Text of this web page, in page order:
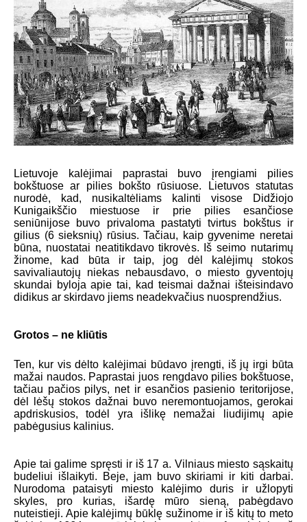
Lietuvoje kalėjimai paprastai buvo įrengiami pilies
bokštuose ar pilies bokšto rūsiuose. Lietuvos statutas
nurodė, kad, nusikaltėliams kalinti visose Didžiojo
Kunigaikščio miestuose ir prie pilies esančiose
seniūnijose buvo privaloma pastatyti tvirtus bokštus ir
gilius (6 sieksnių) rūsius. Tačiau, kaip gyvenime neretai
būna, nuostatai neatitikdavo tikrovės. Iš seimo nutarimų
žinome, kad būta ir taip, jog dėl kalėjimų stokos
savivaliautojų niekas nebausdavo, o miesto gyventojų
skundai byloja apie tai, kad teismai dažnai išteisindavo
didikus ar skirdavo jiems neadekvačius nuosprendžius.
Grotos – ne kliūtis
Ten, kur vis dėlto kalėjimai būdavo įrengti, iš jų irgi būta
mažai naudos. Paprastai juos rengdavo pilies bokštuose,
tačiau pačios pilys, net ir esančios pasienio teritorijose,
dėl lėšų stokos dažnai buvo neremontuojamos, gerokai
apdriskusios, todėl yra išlikę nemažai liudijimų apie
pabėgusius kalinius.
Apie tai galime spręsti ir iš 17 a. Vilniaus miesto sąskaitų
budeliui išlaikyti. Beje, jam buvo skiriami ir kiti darbai.
Nurodoma pataisyti miesto kalėjimo duris ir užlopyti
skyles, pro kurias, išardę mūro sieną, pabėgdavo
nuteistieji. Apie kalėjimų būklę sužinome ir iš kitų to meto